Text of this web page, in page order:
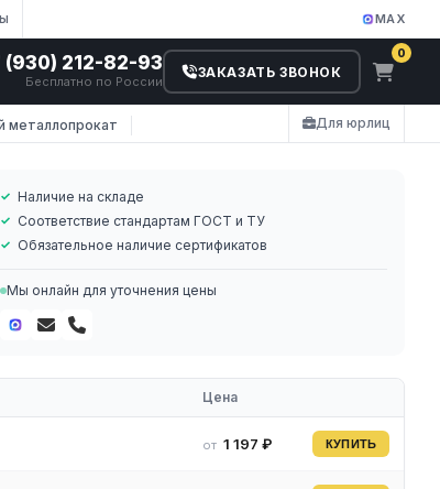
MAX
(930) 212-82-93
Бесплатно по России
ЗАКАЗАТЬ ЗВОНОК
0
металлопрокат Для юрлиц
Наличие на складе
Соответствие стандартам ГОСТ и ТУ
Обязательное наличие сертификатов
Мы онлайн для уточнения цены
Цена
от 1 197 ₽ КУПИТЬ